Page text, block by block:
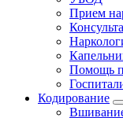
Прием
Помощь
Кодирование